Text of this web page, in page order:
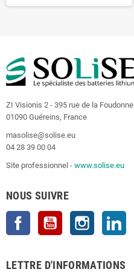
ZI Visionis 2 - 395 rue de la Foudonne
01090 Guéreins, France
masolise@solise.eu
04 28 39 00 04
Site professionnel - www.solise.eu
NOUS SUIVRE
Facebook YouTube Instagram
LETTRE D'INFORMATIONS